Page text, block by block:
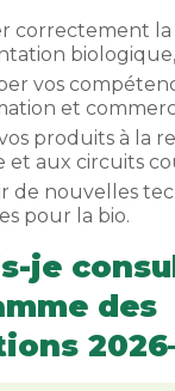
correctement la
biologique,
vos
et
produits à la
et aux circuits
de nouvelles
pour la bio.
je
des